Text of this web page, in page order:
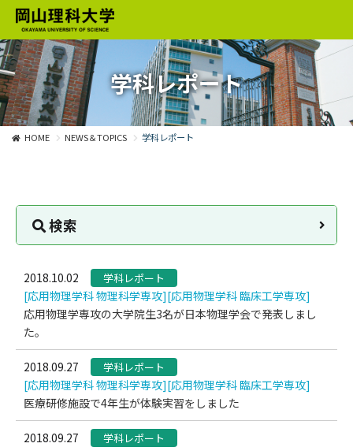
学科レポート
HOME NEWS＆TOPICS 学科レポート
検索
2018.10.02 学科レポート
[応用物理学科 物理科学専攻][応用物理学科 臨床工学専攻]
応用物理学専攻の大学院生3名が日本物理学会で発表しまし
た。
2018.09.27 学科レポート
[応用物理学科 物理科学専攻][応用物理学科 臨床工学専攻]
医療研修施設で4年生が体験実習をしました
2018.09.27 学科レポート